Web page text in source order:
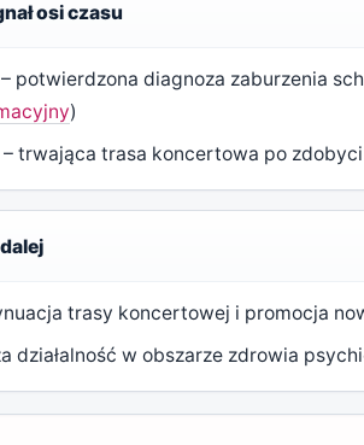
osi czasu
potwierdzona diagnoza zaburzenia
)
– trwająca trasa koncertowa po
trasy koncertowej i promocja
działalność w obszarze zdrowia